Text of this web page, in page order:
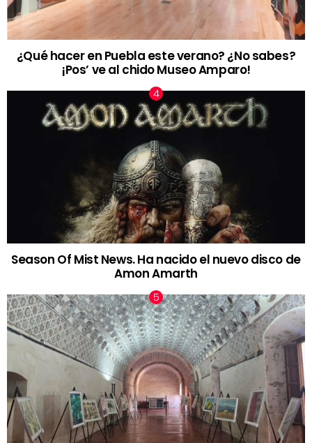
¿Qué hacer en Puebla este verano? ¿No sabes?
¡Pos’ ve al chido Museo Amparo!
Season Of Mist News. Ha nacido el nuevo disco de
Amon Amarth